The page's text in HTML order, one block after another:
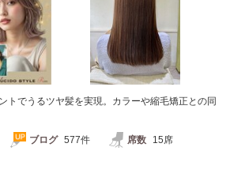
トでうるツヤ髪を実現。カラーや縮毛矯正との同
ブログ 577件 席数 15席